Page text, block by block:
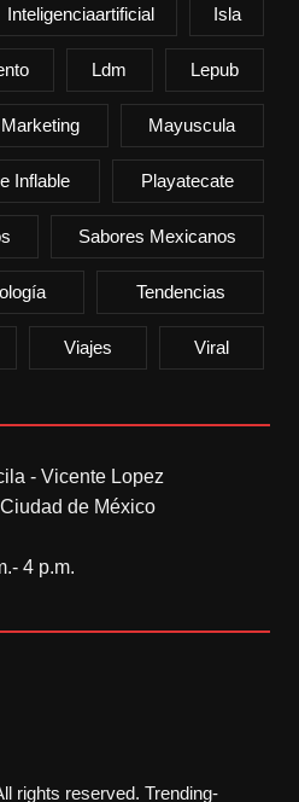
Inteligenciaartificial Isla
Ldm Lepub
Marketing Mayuscula
Inflable Playatecate
Sabores Mexicanos
Tendencias
Viajes Viral
- Vicente Lopez
de México
4 p.m.
rights reserved. Trending-